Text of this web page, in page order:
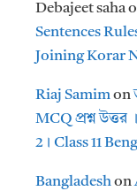
Debajeet saha
Sentences
Joining Korar
Riaj Samimon
MCQ প্রশ্ন উত্তর
2। Class 11
Bangladeshon